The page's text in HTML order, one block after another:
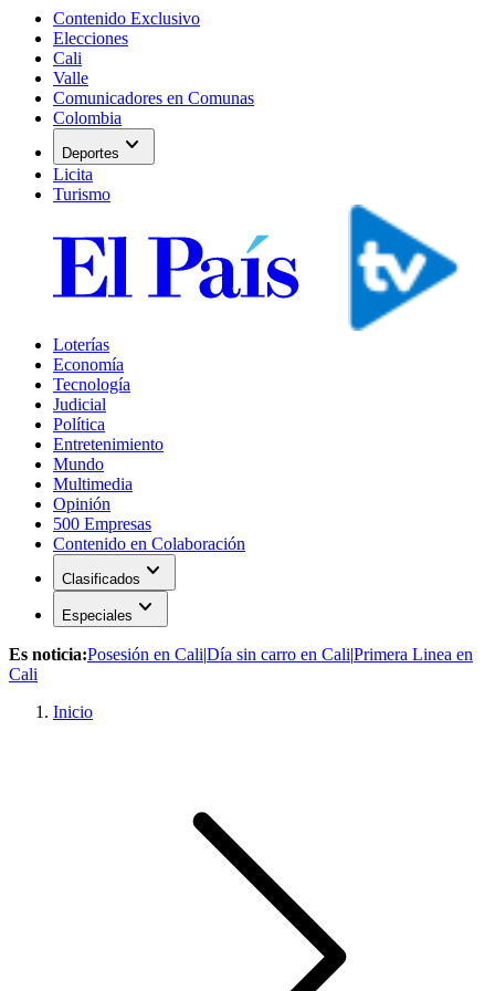
Contenido Exclusivo
Elecciones
Cali
Valle
Comunicadores en Comunas
Colombia
Deportes expand_more
Licita
Turismo
Loterías
Economía
Tecnología
Judicial
Política
Entretenimiento
Mundo
Multimedia
Opinión
500 Empresas
Contenido en Colaboración
Clasificados expand_more
Especiales expand_more
Es noticia:Posesión en Cali|Día sin carro en Cali|Primera Linea en
Cali
Inicio